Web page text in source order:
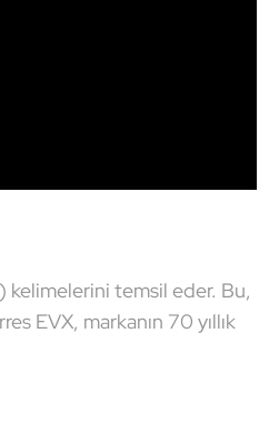
kelimelerini temsil eder. Bu,
EVX, markanın 70 yıllık